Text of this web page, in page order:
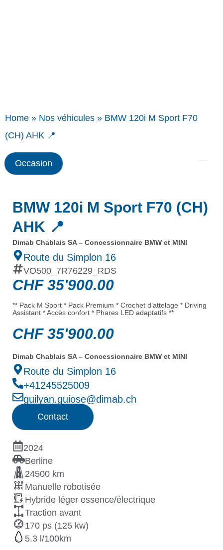
Home » Nos véhicules » BMW 120i M Sport F70
(CH) AHK 📍
Occasion
BMW 120i M Sport F70 (CH)
AHK 📍
Dimab Chablais SA – Concessionnaire BMW et MINI
Route du Simplon 16
VO500_7R76229_RDS
CHF35'900.00
** Pack M Sport * Pack Premium * Crochet d’attelage * Driving
Assistant * Accès confort * Phares LED adaptatifs **
CHF35'900.00
Dimab Chablais SA – Concessionnaire BMW et MINI
Route du Simplon 16
+41245525009
guilyan.guiose@dimab.ch
Contact
2024
Berline
24500 km
Manuelle robotisée
Hybride léger essence/électrique
Traction avant
170 ps (125 kw)
5.3